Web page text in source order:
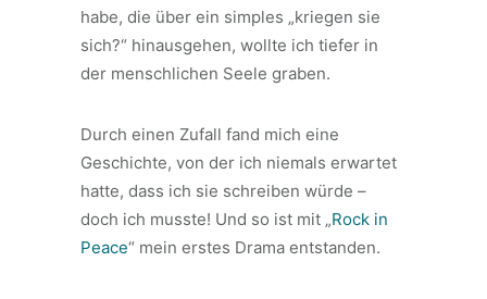
habe, die über ein simples „kriegen sie
sich?“ hinausgehen, wollte ich tiefer in
der menschlichen Seele graben.
Durch einen Zufall fand mich eine
Geschichte, von der ich niemals erwartet
hatte, dass ich sie schreiben würde –
doch ich musste! Und so ist mit „Rock in
Peace“ mein erstes Drama entstanden.